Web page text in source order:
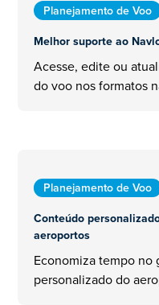
Planejamento de Voo
Melhor suporte ao
Acesse, edite ou
do voo nos formatos
Planejamento de Voo
Conteúdo
aeroportos
Economiza tempo
personalizado do